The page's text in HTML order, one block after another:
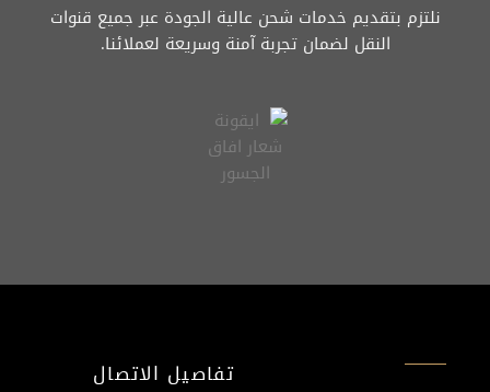
نلتزم بتقديم خدمات شحن عالية الجودة عبر جميع قنوات
النقل لضمان تجربة آمنة وسريعة لعملائنا.
تفاصيل الاتصال